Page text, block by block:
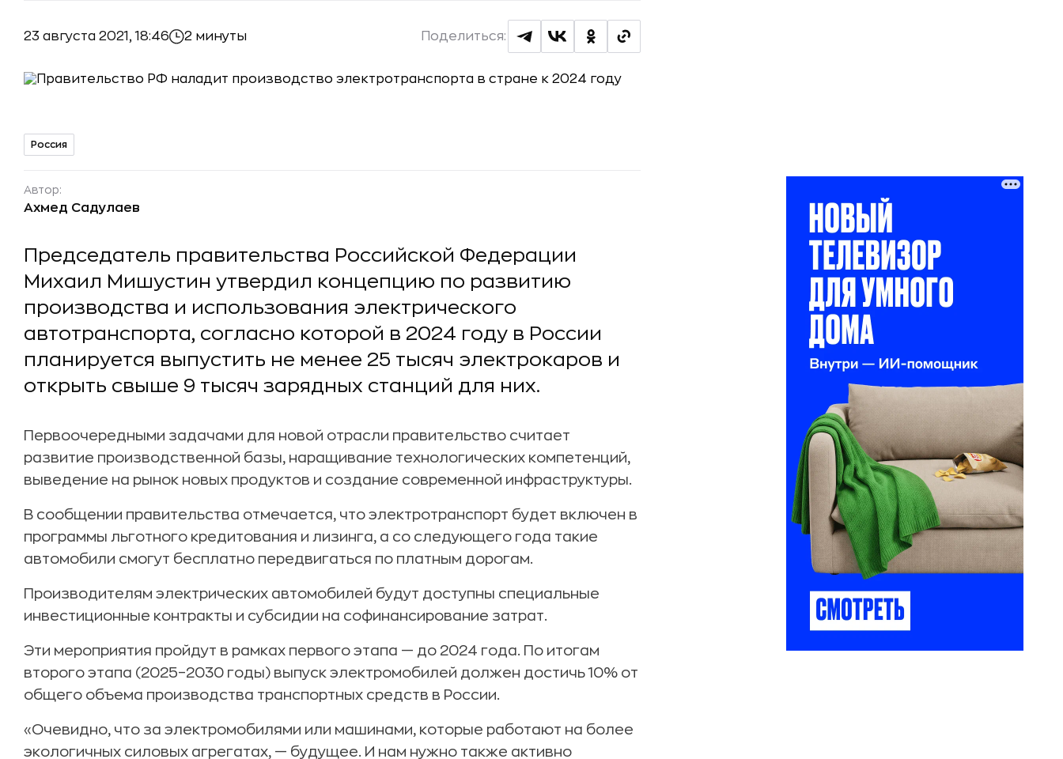
23 августа 2021, 18:46 2 минуты Поделиться:
Россия
Автор:
Ахмед Садулаев
Председатель правительства Российской Федерации
Михаил Мишустин утвердил концепцию по развитию
производства и использования электрического
автотранспорта, согласно которой в 2024 году в России
планируется выпустить не менее 25 тысяч электрокаров и
открыть свыше 9 тысяч зарядных станций для них.
Первоочередными задачами для новой отрасли правительство считает
развитие производственной базы, наращивание технологических компетенций,
выведение на рынок новых продуктов и создание современной инфраструктуры.
В сообщении правительства отмечается, что электротранспорт будет включен в
программы льготного кредитования и лизинга, а со следующего года такие
автомобили смогут бесплатно передвигаться по платным дорогам.
Производителям электрических автомобилей будут доступны специальные
инвестиционные контракты и субсидии на софинансирование затрат.
Эти мероприятия пройдут в рамках первого этапа — до 2024 года. По итогам
второго этапа (2025–2030 годы) выпуск электромобилей должен достичь 10% от
общего объема производства транспортных средств в России.
«Очевидно, что за электромобилями или машинами, которые работают на более
экологичных силовых агрегатах, — будущее. И нам нужно также активно